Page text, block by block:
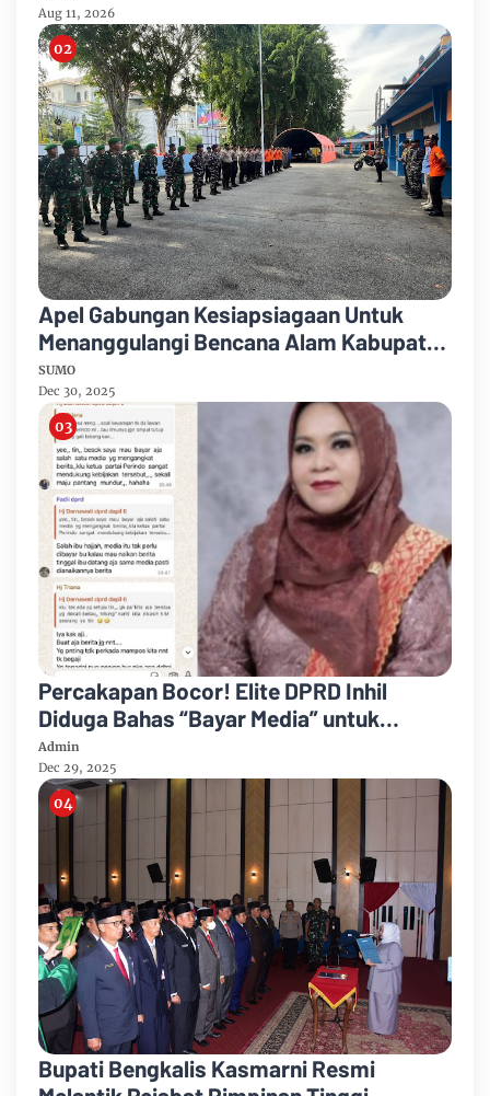
Aug 11, 2026
Apel Gabungan Kesiapsiagaan Untuk
Menanggulangi Bencana Alam Kabupaten
Bengkalis
SUMO
Dec 30, 2025
Percakapan Bocor! Elite DPRD Inhil
Diduga Bahas “Bayar Media” untuk
Dukung Kebijakan
Admin
Dec 29, 2025
Bupati Bengkalis Kasmarni Resmi